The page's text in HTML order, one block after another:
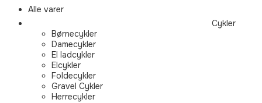
Alle varer
Cykler
Børnecykler
Damecykler
El ladcykler
Elcykler
Foldecykler
Gravel Cykler
Herrecykler